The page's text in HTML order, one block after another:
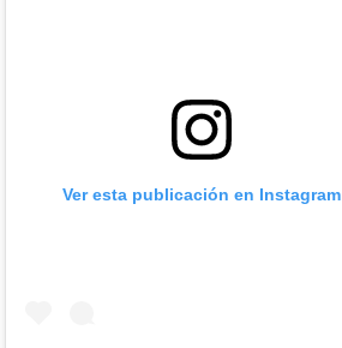
Ver esta publicación en Instagram